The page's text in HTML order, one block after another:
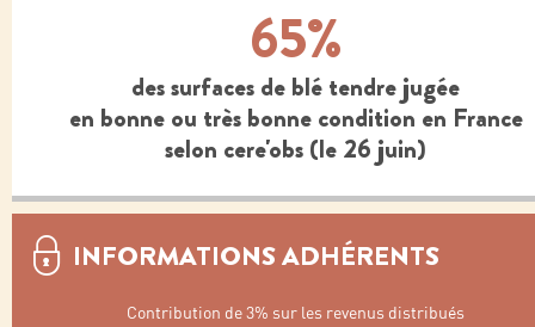
65%
des surfaces de blé tendre jugée
en bonne ou très bonne condition en France
selon cere'obs (le 26 juin)
INFORMATIONS ADHÉRENTS
Contribution de 3% sur les revenus distribués